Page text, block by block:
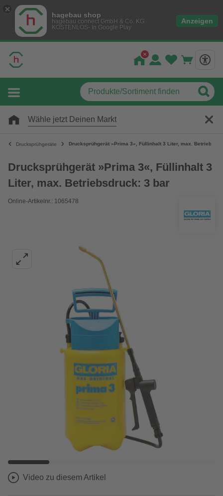
hagebau shop
hagebau connect GmbH & Co. KG
KOSTENLOS- In Google Play
Anzeigen
Wähle jetzt Deinen Markt
Drucksprühgeräte Drucksprühgerät »Prima 3«, Füllinhalt 3 Liter, max.
Drucksprühgerät »Prima 3«, Füllinhalt 3
Liter, max. Betriebsdruck: 3 bar
Online-Artikelnr.: 1065478
Video zu diesem Artikel